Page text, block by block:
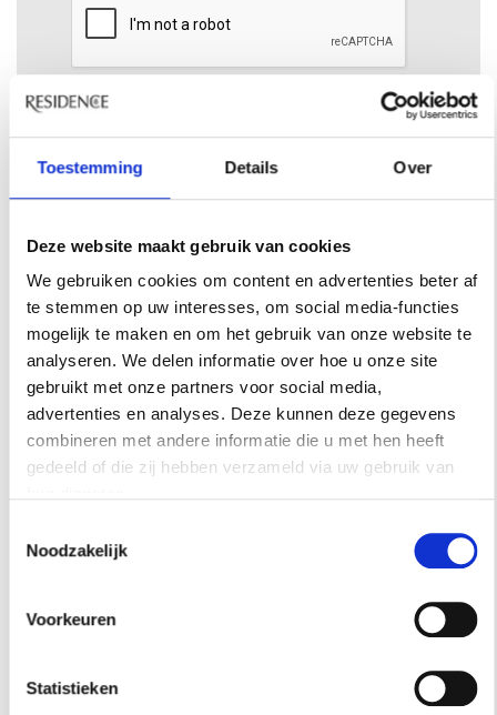
Toestemming Details Over
Deze website maakt gebruik van cookies
We gebruiken cookies om content en advertenties beter af
te stemmen op uw interesses, om social media-functies
mogelijk te maken en om het gebruik van onze website te
analyseren. We delen informatie over hoe u onze site
gebruikt met onze partners voor social media,
advertenties en analyses. Deze kunnen deze gegevens
combineren met andere informatie die u met hen heeft
gedeeld of die zij hebben verzameld via uw gebruik van
Noodzakelijk
Voorkeuren
Statistieken
INSPIRATIE